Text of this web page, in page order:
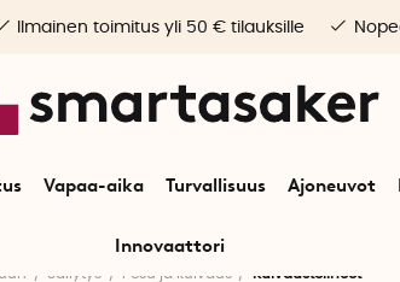
Vapaa-aika Turvallisuus Ajoneuvot
Innovaattori
Ilmainen toimitus yli 50 € tilauksille
Säilytys Pesu ja kuivaus Kuivaustelineet